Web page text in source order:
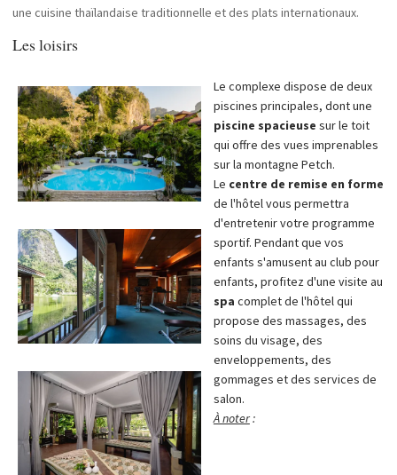
une cuisine thaïlandaise traditionnelle et des plats internationaux.
Les loisirs
Le complexe dispose de deux
piscines principales, dont une
piscine spacieuse sur le toit
qui offre des vues imprenables
sur la montagne Petch.
Le centre de remise en forme
de l'hôtel vous permettra
d'entretenir votre programme
sportif. Pendant que vos
enfants s'amusent au club pour
enfants, profitez d'une visite au
spa complet de l'hôtel qui
propose des massages, des
soins du visage, des
enveloppements, des
gommages et des services de
salon.
À noter: